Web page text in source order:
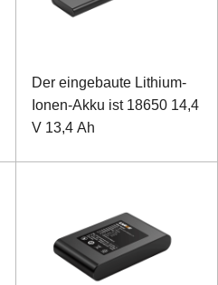
Der eingebaute Lithium-
Ionen-Akku ist 18650 14,4
V 13,4 Ah